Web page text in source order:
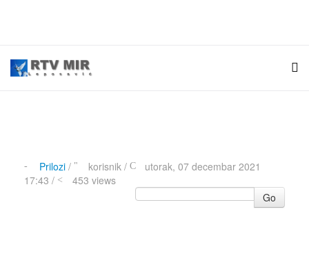
Prilozi/ korisnik /
utorak, 07 decembar 2021
17:43 /
453 views
Go